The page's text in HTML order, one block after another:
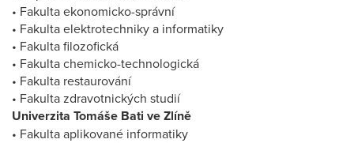
• Fakulta ekonomicko-správní
• Fakulta elektrotechniky a informatiky
• Fakulta filozofická
• Fakulta chemicko-technologická
• Fakulta restaurování
• Fakulta zdravotnických studií
Univerzita Tomáše Bati ve Zlíně
• Fakulta aplikované informatiky